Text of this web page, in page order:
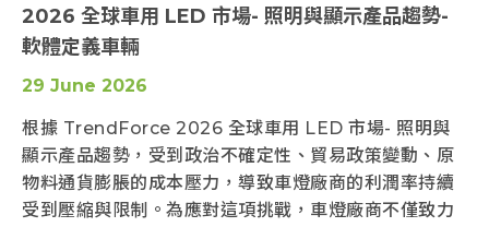
2026 全球車用 LED 市場- 照明與顯示產品趨勢-
軟體定義車輛
29 June 2026
根據 TrendForce 2026 全球車用 LED 市場- 照明與
顯示產品趨勢，受到政治不確定性、貿易政策變動、原
物料通貨膨脹的成本壓力，導致車燈廠商的利潤率持續
受到壓縮與限制。為應對這項挑戰，車燈廠商不僅致力